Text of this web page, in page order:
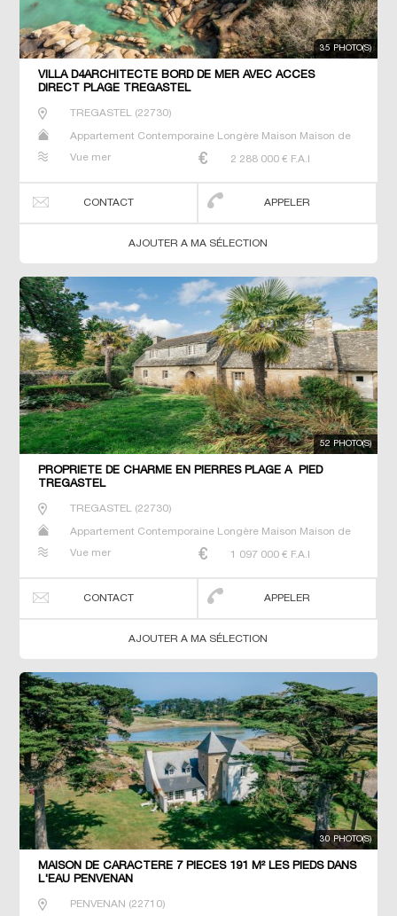
35 PHOTO(S)
VILLA D4ARCHITECTE BORD DE MER AVEC ACCES
DIRECT PLAGE TREGASTEL
TREGASTEL (22730)
Appartement Contemporaine Longère Maison Maison de
Vue mer
2 288 000 € F.A.I
CONTACT APPELER
AJOUTER A MA SÉLECTION
52 PHOTO(S)
PROPRIETE DE CHARME EN PIERRES PLAGE A PIED
TREGASTEL
TREGASTEL (22730)
Appartement Contemporaine Longère Maison Maison de
Vue mer
1 097 000 € F.A.I
CONTACT APPELER
AJOUTER A MA SÉLECTION
30 PHOTO(S)
MAISON DE CARACTERE 7 PIECES 191 M² LES PIEDS DANS
L'EAU PENVENAN
PENVENAN (22710)